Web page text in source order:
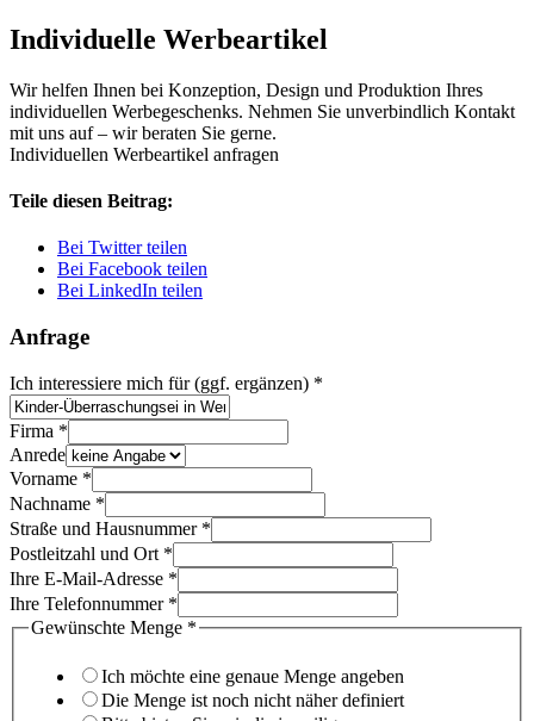
Individuelle Werbeartikel
Wir helfen Ihnen bei Konzeption, Design und Produktion Ihres
individuellen Werbegeschenks. Nehmen Sie unverbindlich Kontakt
mit uns auf – wir beraten Sie gerne.
Individuellen Werbeartikel anfragen
Teile diesen Beitrag:
Bei Twitter teilen
Bei Facebook teilen
Bei LinkedIn teilen
Anfrage
Ich interessiere mich für (ggf. ergänzen) *
Name
Firma
Artikelseite
Firma *
Anrede
Vorname *
Nachname *
Straße und Hausnummer *
Postleitzahl und Ort *
Ihre E-Mail-Adresse *
Ihre Telefonnummer *
Gewünschte Menge *
Ich möchte eine genaue Menge angeben
Die Menge ist noch nicht näher definiert